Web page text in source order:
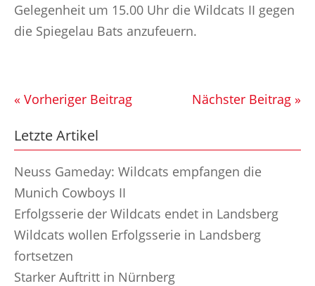
Gelegenheit um 15.00 Uhr die Wildcats II gegen
die Spiegelau Bats anzufeuern.
« Vorheriger Beitrag Nächster Beitrag »
Letzte Artikel
Neuss Gameday: Wildcats empfangen die
Munich Cowboys II
Erfolgsserie der Wildcats endet in Landsberg
Wildcats wollen Erfolgsserie in Landsberg
fortsetzen
Starker Auftritt in Nürnberg